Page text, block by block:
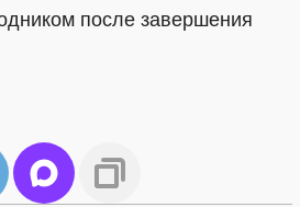
после завершения